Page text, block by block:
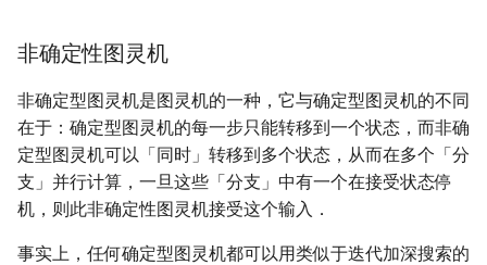
非确定性图灵机
非确定型图灵机是图灵机的一种，它与确定型图灵机的不同
在于：确定型图灵机的每一步只能转移到一个状态，而非确
定型图灵机可以「同时」转移到多个状态，从而在多个「分
支」并行计算，一旦这些「分支」中有一个在接受状态停
机，则此非确定性图灵机接受这个输入．
事实上，任何确定型图灵机都可以用类似于迭代加深搜索的